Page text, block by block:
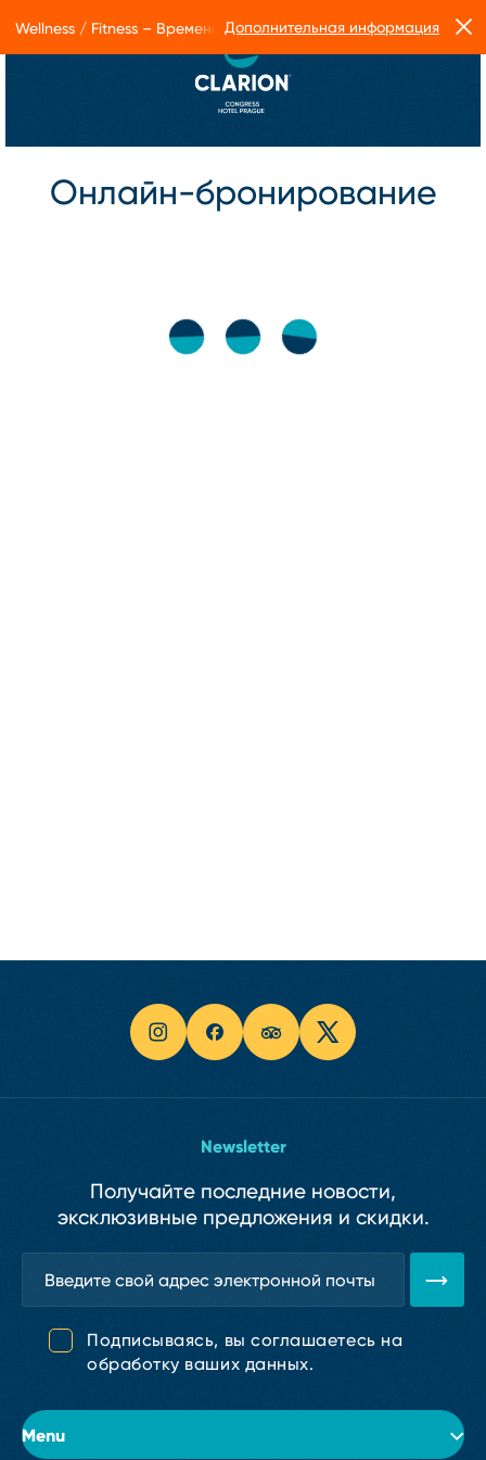
Онлайн-бронирование
Menu
Newsletter
Получайте последние новости,
эксклюзивные предложения и скидки.
Подписываясь, вы соглашаетесь на
обработку ваших данных.
Wellness / Fitness – Временные ограничения в работе Form
Дополнительная информация